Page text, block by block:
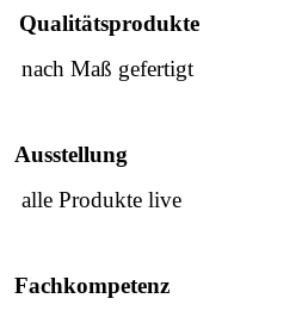
Qualitätsprodukte
nach Maß gefertigt
Ausstellung
alle Produkte live
Fachkompetenz